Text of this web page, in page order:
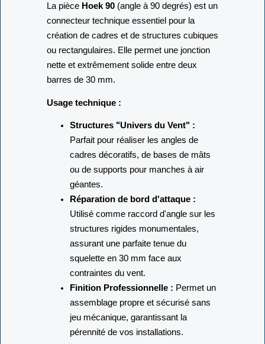
La pièce Hoek 90 (angle à 90 degrés) est un
connecteur technique essentiel pour la
création de cadres et de structures cubiques
ou rectangulaires. Elle permet une jonction
nette et extrêmement solide entre deux
barres de 30 mm.
Usage technique :
Structures "Univers du Vent" :
Parfait pour réaliser les angles de
cadres décoratifs, de bases de mâts
ou de supports pour manches à air
géantes.
Réparation de bord d'attaque :
Utilisé comme raccord d'angle sur les
structures rigides monumentales,
assurant une parfaite tenue du
squelette en 30 mm face aux
contraintes du vent.
Finition Professionnelle : Permet un
assemblage propre et sécurisé sans
jeu mécanique, garantissant la
pérennité de vos installations.